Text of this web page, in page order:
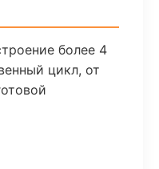
более 4
цикл, от